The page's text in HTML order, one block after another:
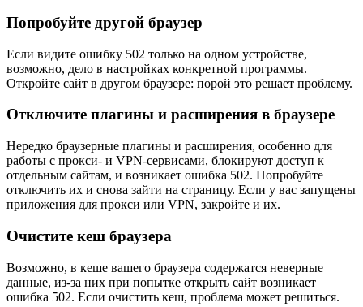
Попробуйте другой браузер
Если видите ошибку 502 только на одном устройстве,
возможно, дело в настройках конкретной программы.
Откройте сайт в другом браузере: порой это решает проблему.
Отключите плагины и расширения в браузере
Нередко браузерные плагины и расширения, особенно для
работы с прокси- и VPN‑сервисами, блокируют доступ к
отдельным сайтам, и возникает ошибка 502. Попробуйте
отключить их и снова зайти на страницу. Если у вас запущены
приложения для прокси или VPN, закройте и их.
Очистите кеш браузера
Возможно, в кеше вашего браузера содержатся неверные
данные, из‑за них при попытке открыть сайт возникает
ошибка 502. Если очистить кеш, проблема может решиться.